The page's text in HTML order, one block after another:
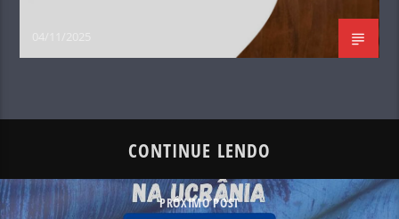
CONTINUE LENDO
PRÓXIMO POST